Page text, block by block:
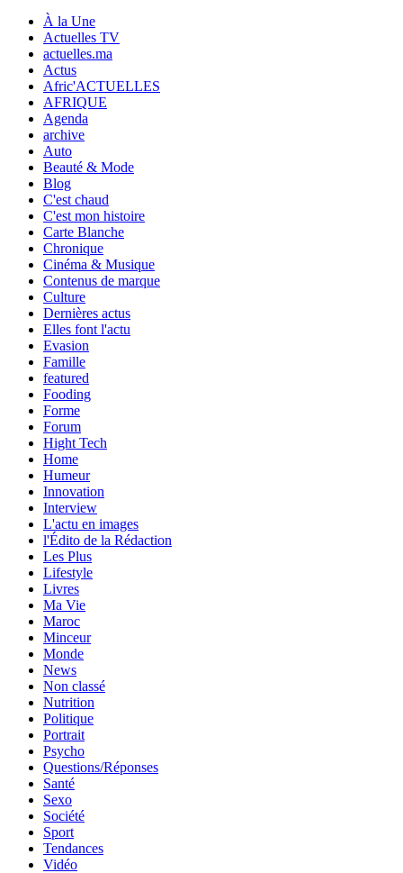
À la Une
Actuelles TV
actuelles.ma
Actus
Afric'ACTUELLES
AFRIQUE
Agenda
archive
Auto
Beauté & Mode
Blog
C'est chaud
C'est mon histoire
Carte Blanche
Chronique
Cinéma & Musique
Contenus de marque
Culture
Dernières actus
Elles font l'actu
Evasion
Famille
featured
Fooding
Forme
Forum
Hight Tech
Home
Humeur
Innovation
Interview
L'actu en images
l'Édito de la Rédaction
Les Plus
Lifestyle
Livres
Ma Vie
Maroc
Minceur
Monde
News
Non classé
Nutrition
Politique
Portrait
Psycho
Questions/Réponses
Santé
Sexo
Société
Sport
Tendances
Vidéo